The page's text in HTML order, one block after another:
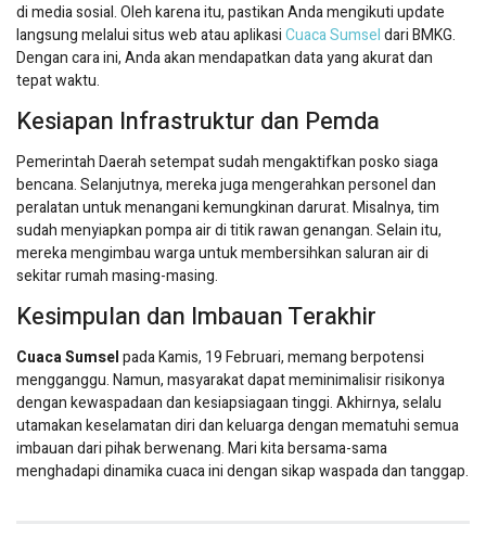
di media sosial. Oleh karena itu, pastikan Anda mengikuti update
langsung melalui situs web atau aplikasiCuaca Sumseldari BMKG.
Dengan cara ini, Anda akan mendapatkan data yang akurat dan
tepat waktu.
Kesiapan Infrastruktur dan Pemda
Pemerintah Daerah setempat sudah mengaktifkan posko siaga
bencana. Selanjutnya, mereka juga mengerahkan personel dan
peralatan untuk menangani kemungkinan darurat. Misalnya, tim
sudah menyiapkan pompa air di titik rawan genangan. Selain itu,
mereka mengimbau warga untuk membersihkan saluran air di
sekitar rumah masing-masing.
Kesimpulan dan Imbauan Terakhir
Cuaca Sumselpada Kamis, 19 Februari, memang berpotensi
mengganggu. Namun, masyarakat dapat meminimalisir risikonya
dengan kewaspadaan dan kesiapsiagaan tinggi. Akhirnya, selalu
utamakan keselamatan diri dan keluarga dengan mematuhi semua
imbauan dari pihak berwenang. Mari kita bersama-sama
menghadapi dinamika cuaca ini dengan sikap waspada dan tanggap.